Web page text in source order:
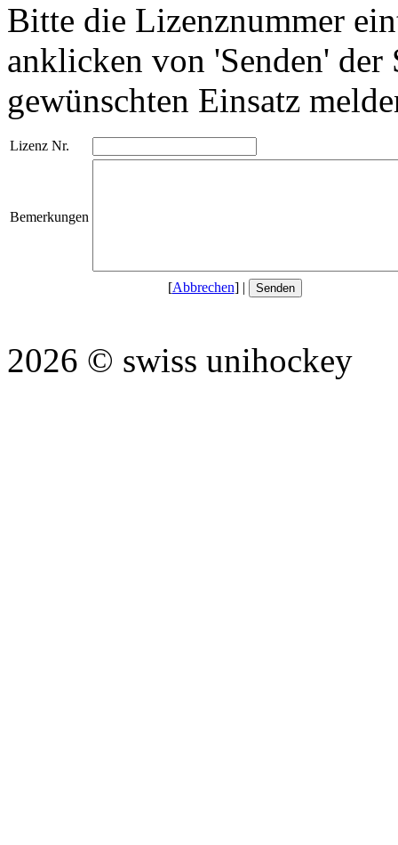
Bitte die Lizenznummer
anklicken von 'Senden'
gewünschten Einsatz
Lizenz Nr.
Bemerkungen
[Abbrechen] |
2026 © swiss unihockey